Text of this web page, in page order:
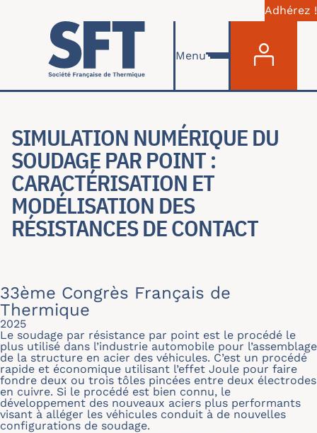
Aller au contenu principal
Adhérez !
Menu
SIMULATION NUMÉRIQUE DU
SOUDAGE PAR POINT :
CARACTÉRISATION ET
MODÉLISATION DES
RÉSISTANCES DE CONTACT
33ème Congrès Français de
Thermique
2025
Le soudage par résistance par point est le procédé le
plus utilisé dans l’industrie automobile pour l’assemblage
de la structure en acier des véhicules. C’est un procédé
rapide et économique utilisant l’effet Joule pour faire
fondre deux ou trois tôles pincées entre deux électrodes
en cuivre. Si le procédé est bien connu, le
développement des nouveaux aciers plus performants
visant à alléger les véhicules conduit à de nouvelles
configurations de soudage.